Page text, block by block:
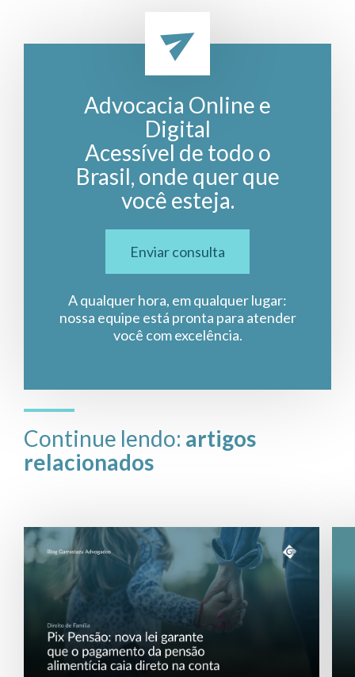
Advocacia Online e
Digital
Acessível de todo o
Brasil, onde quer que
você esteja.
Enviar consulta
A qualquer hora, em qualquer lugar:
nossa equipe está pronta para atender
você com excelência.
Continue lendo: artigos
relacionados